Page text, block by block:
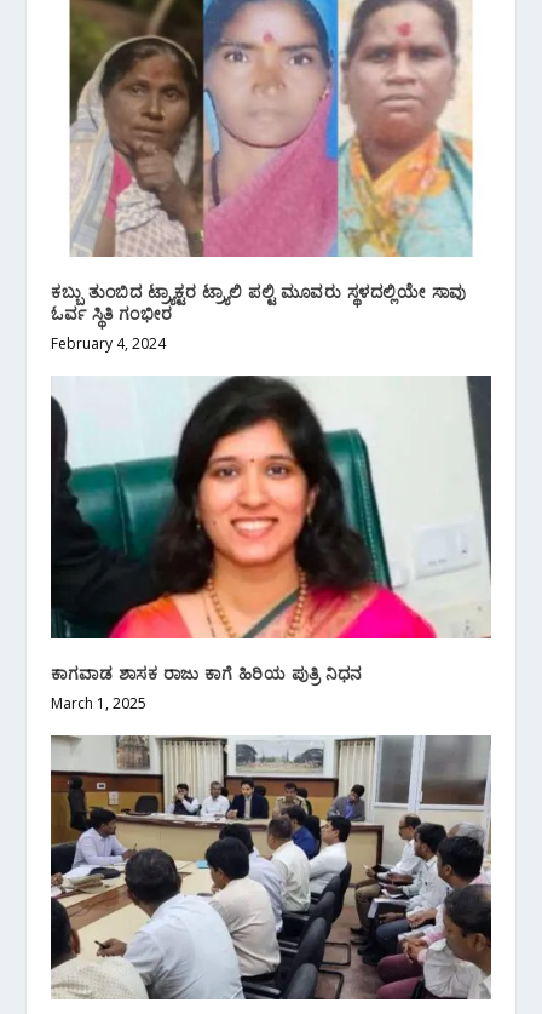
ಕಬ್ಬು ತುಂಬಿದ ಟ್ರ್ಯಾಕ್ಟರ ಟ್ರ್ಯಾಲಿ‌ ಪಲ್ಟಿ ಮೂವರು ಸ್ಥಳದಲ್ಲಿಯೇ ಸಾವು
ಓರ್ವ ಸ್ಥಿತಿ ಗಂಭೀರ
February 4, 2024
ಕಾಗವಾಡ ಶಾಸಕ ರಾಜು ಕಾಗೆ ಹಿರಿಯ ಪುತ್ರಿ ನಿಧನ
March 1, 2025